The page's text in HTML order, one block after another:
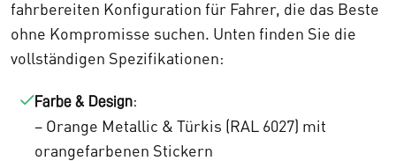
fahrbereiten Konfiguration für Fahrer, die das Beste
ohne Kompromisse suchen. Unten finden Sie die
vollständigen Spezifikationen:
Farbe & Design:
– Orange Metallic & Türkis (RAL 6027) mit
orangefarbenen Stickern